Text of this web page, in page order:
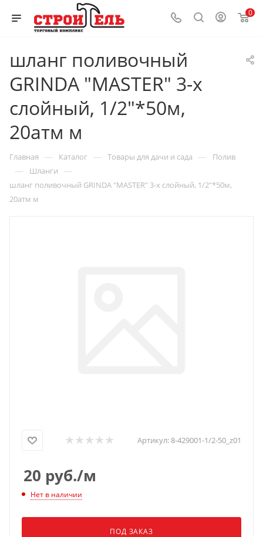
0
шланг поливочный
GRINDA "MASTER" 3-х
слойный, 1/2"*50м,
20атм м
Главная — Каталог — Товары для дачи и сада — Полив
— Шланги —
шланг поливочный GRINDA "MASTER" 3-х слойный, 1/2"*50м,
20атм м
Артикул:8-429001-1/2-50_z01
20 руб./м
Нет в наличии
ПОД ЗАКАЗ